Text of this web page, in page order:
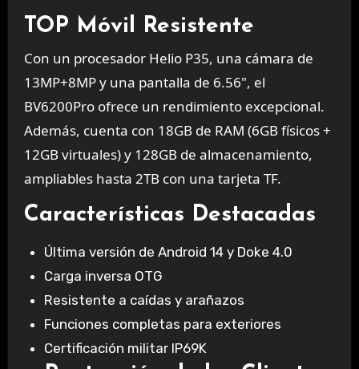
TOP Móvil Resistente
Con un procesador Helio P35, una cámara de
13MP+8MP y una pantalla de 6.56", el
BV6200Pro ofrece un rendimiento excepcional.
Además, cuenta con 18GB de RAM (6GB físicos +
12GB virtuales) y 128GB de almacenamiento,
ampliables hasta 2TB con una tarjeta TF.
Características Destacadas
Última versión de Android 14 y Doke 4.0
Carga inversa OTG
Resistente a caídas y arañazos
Funciones completas para exteriores
Certificación militar IP69K